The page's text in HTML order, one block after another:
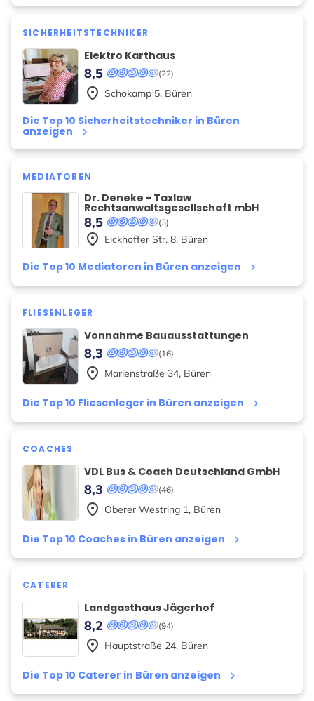
SICHERHEITSTECHNIKER
Elektro Karthaus
(22)
8,5
Die Top 10 Sicherheitstechniker in Büren
anzeigen keyboard_arrow_right
place Schokamp 5, Büren
MEDIATOREN
Dr. Deneke - Taxlaw
Rechtsanwaltsgesellschaft mbH
(3)
8,5
Die Top 10 Mediatoren in Büren anzeigen keyboard_arrow_right
place Eickhoffer Str. 8, Büren
FLIESENLEGER
Vonnahme Bauausstattungen
(16)
8,3
Die Top 10 Fliesenleger in Büren anzeigen keyboard_arrow_right
place Marienstraße 34, Büren
COACHES
VDL Bus & Coach Deutschland GmbH
(46)
8,3
Die Top 10 Coaches in Büren anzeigen keyboard_arrow_right
place Oberer Westring 1, Büren
CATERER
Landgasthaus Jägerhof
(94)
8,2
Die Top 10 Caterer in Büren anzeigen keyboard_arrow_right
place Hauptstraße 24, Büren